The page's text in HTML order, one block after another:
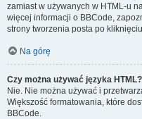
zamiast w używanych w HTML-u
więcej informacji o BBCode,
strony tworzenia posta po
Na górę
Czy można używać języka HTML?
Nie. Nie można używać i
Większość formatowania, które
BBCode.